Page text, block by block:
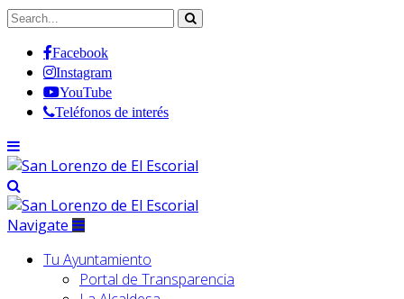
Facebook
Instagram
YouTube
Teléfonos de interés
Navigate
Tu Ayuntamiento
Portal de Transparencia